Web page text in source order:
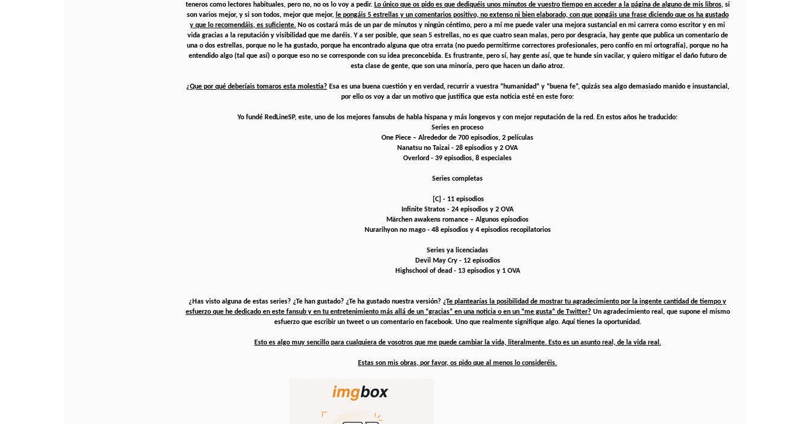
teneros como lectores habituales, pero no, no os lo voy a pedir. Lo único que os pido es que dediquéis unos minutos de vuestro tiempo en acceder a la página de alguno de mis libros, si
son varios mejor, y si son todos, mejor que mejor, le pongáis 5 estrellas y un comentarios positivo, no extenso ni bien elaborado, con que pongáis una frase diciendo que os ha gustado
y que lo recomendáis, es suficiente. No os costará más de un par de minutos y ningún céntimo, pero a mí me puede valer una mejora sustancial en mi carrera como escritor y en mi
vida gracias a la reputación y visibilidad que me daréis. Y a ser posible, que sean 5 estrellas, no es que cuatro sean malas, pero por desgracia, hay gente que publica un comentario de
una o dos estrellas, porque no le ha gustado, porque ha encontrado alguna que otra errata (no puedo permitirme correctores profesionales, pero confío en mi ortografía), porque no ha
entendido algo (tal que así) o porque eso no se corresponde con su idea preconcebida. Es frustrante, pero sí, hay gente así, que te hunde sin vacilar, y quiero mitigar el daño futuro de
esta clase de gente, que son una minoría, pero que hacen un daño atroz.
¿Que por qué deberíais tomaros esta molestia? Esa es una buena cuestión y en verdad, recurrir a vuestra “humanidad” y “buena fe”, quizás sea algo demasiado manido e insustancial,
por ello os voy a dar un motivo que justifica que esta noticia esté en este foro:
Yo fundé RedLineSP, este, uno de los mejores fansubs de habla hispana y más longevos y con mejor reputación de la red. En estos años he traducido:
Series en proceso
One Piece – Alrededor de 700 episodios, 2 películas
Nanatsu no Taizai - 28 episodios y 2 OVA
Overlord - 39 episodios, 8 especiales
Series completas
[C] - 11 episodios
Infinite Stratos - 24 episodios y 2 OVA
Märchen awakens romance – Algunos episodios
Nurarihyon no mago - 48 episodios y 4 episodios recopilatorios
Series ya licenciadas
Devil May Cry - 12 episodios
Highschool of dead - 13 episodios y 1 OVA
¿Has visto alguna de estas series? ¿Te han gustado? ¿Te ha gustado nuestra versión?¿Te plantearías la posibilidad de mostrar tu agradecimiento por la ingente cantidad de tiempo y
esfuerzo que he dedicado en este fansub y en tu entretenimiento más allá de un “gracias” en una noticia o en un “me gusta” de Twitter? Un agradecimiento real, que supone el mismo
esfuerzo que escribir un tweet o un comentario en facebook. Uno que realmente signifique algo. Aquí tienes la oportunidad.
Esto es algo muy sencillo para cualquiera de vosotros que me puede cambiar la vida, literalmente. Esto es un asunto real, de la vida real.
Estas son mis obras, por favor, os pido que al menos lo consideréis.